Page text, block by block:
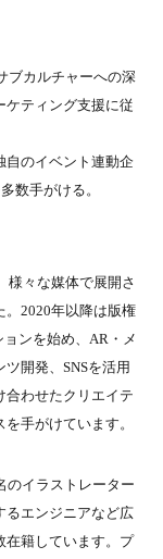
ブカルチャーへの深
ケティング支援に従
自のイベント連動企
数手がける。
様々な媒体で展開さ
。2020年以降は版権
ンを始め、AR・メ
開発、SNSを活用
合わせたクリエイテ
手がけています。
のイラストレーター
るエンジニアなど広
在籍しています。プ